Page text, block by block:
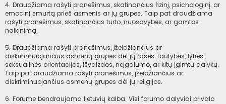
4. Draudžiama rašyti pranešimus, skatinančius fizinį, psichologinį, ar
emocinį smurtą prieš asmenis ar jų grupes. Taip pat draudžiama
rašyti pranešimus, skatinančius turto, nuosavybės, ar gamtos
naikinimą.
5. Draudžiama rašyti pranešimus, įžeidžiančius ar
diskriminuojančius asmenų grupes dėl jų rasės, tautybės, lyties,
seksualinės orientacijos, išvaizdos, neįgalumo, ar kitų įgimtų dalykų.
Taip pat draudžiama rašyti pranešimus, įžeidžiančius ar
diskriminuojančius asmenų grupes dėl jų religijos.
6. Forume bendraujama lietuvių kalba. Visi forumo dalyviai privalo